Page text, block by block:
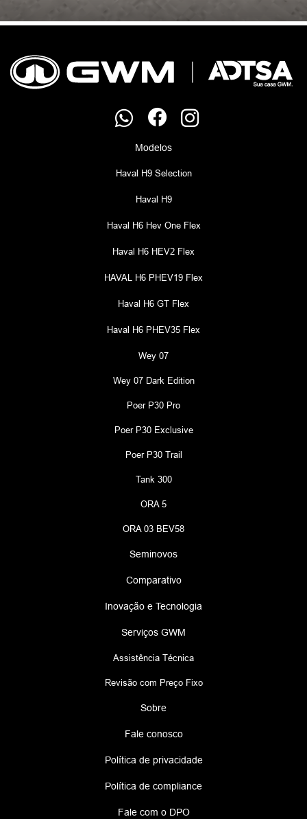
Modelos
Haval H9 Selection
Haval H9
Haval H6 Hev One Flex
Haval H6 HEV2 Flex
HAVAL H6 PHEV19 Flex
Haval H6 GT Flex
Haval H6 PHEV35 Flex
Wey 07
Wey 07 Dark Edition
Poer P30 Pro
Poer P30 Exclusive
Poer P30 Trail
Tank 300
ORA 5
ORA 03 BEV58
Seminovos
Comparativo
Inovação e Tecnologia
Serviços GWM
Assistência Técnica
Revisão com Preço Fixo
Sobre
Fale conosco
Política de privacidade
Política de compliance
Fale com o DPO